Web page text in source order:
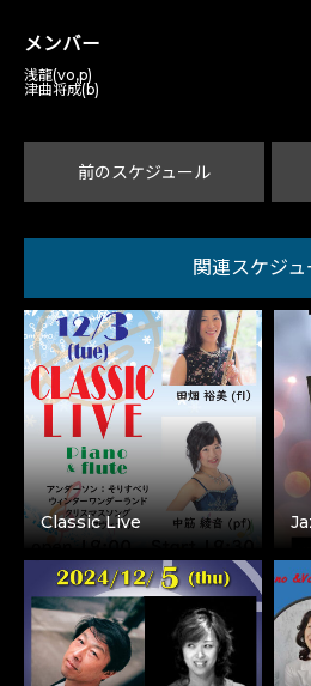
メンバー
浅龍(vo,p)
津曲将成(b)
前のスケジュール
関連スケジュ
Classic Live